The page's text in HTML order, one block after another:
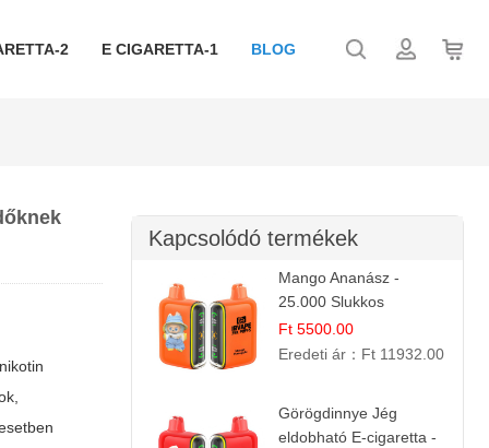
2 E CIGARETTA-1 BLOG
Kapcsolódó termékek
Mango Ananász -
25.000 Slukkos
eldobható E-cigaretta |
Trópusi Ízélmény
Ft 5500.00
Eredeti ár： Ft 11932.00
Görögdinnye Jég
eldobható E-cigaretta -